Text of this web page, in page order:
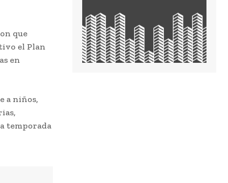
que
el Plan
en
a niños,
temporada